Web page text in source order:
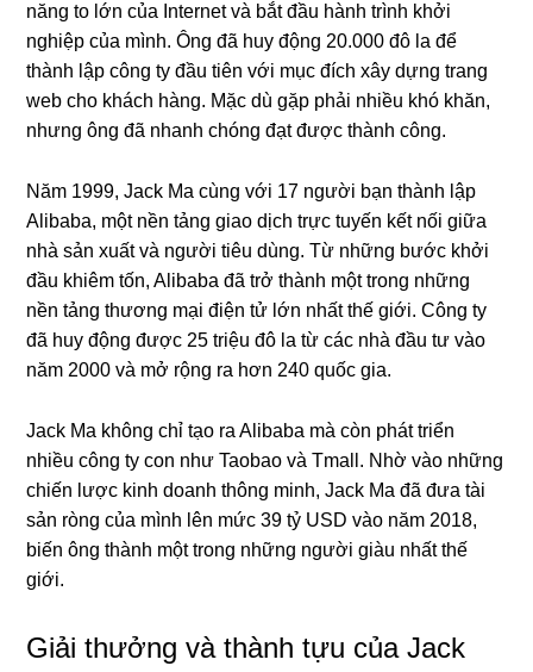
năng to lớn của Internet và bắt đầu hành trình khởi
nghiệp của mình. Ông đã huy động 20.000 đô la để
thành lập công ty đầu tiên với mục đích xây dựng trang
web cho khách hàng. Mặc dù gặp phải nhiều khó khăn,
nhưng ông đã nhanh chóng đạt được thành công.
Năm 1999, Jack Ma cùng với 17 người bạn thành lập
Alibaba, một nền tảng giao dịch trực tuyến kết nối giữa
nhà sản xuất và người tiêu dùng. Từ những bước khởi
đầu khiêm tốn, Alibaba đã trở thành một trong những
nền tảng thương mại điện tử lớn nhất thế giới. Công ty
đã huy động được 25 triệu đô la từ các nhà đầu tư vào
năm 2000 và mở rộng ra hơn 240 quốc gia.
Jack Ma không chỉ tạo ra Alibaba mà còn phát triển
nhiều công ty con như Taobao và Tmall. Nhờ vào những
chiến lược kinh doanh thông minh, Jack Ma đã đưa tài
sản ròng của mình lên mức 39 tỷ USD vào năm 2018,
biến ông thành một trong những người giàu nhất thế
giới.
Giải thưởng và thành tựu của Jack